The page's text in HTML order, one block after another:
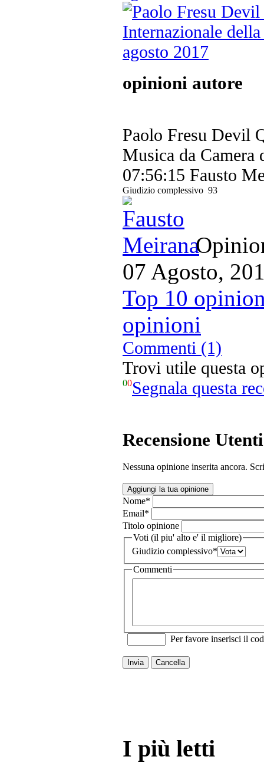
opinioni autore
Paolo Fresu Devil
Musica da Camera
07:56:15 Fausto
Giudizio complessivo 93
07 Agosto,
Top 10
opinioni
Commenti (1)
Trovi utile questa
00Segnala questa
Recensione Utenti
Nessuna opinione inserita ancora.
Aggiungi la tua opinione
Nome*
Email*
Titolo opinione
Voti (il piu' alto e' il migliore)
Giudizio complessivo*
Commenti
Per favore inserisci il
Invia Cancella
I più letti